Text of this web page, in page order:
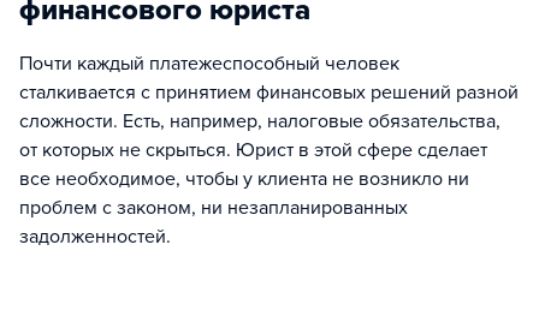
финансового юриста
Почти каждый платежеспособный человек
сталкивается с принятием финансовых решений разной
сложности. Есть, например, налоговые обязательства,
от которых не скрыться. Юрист в этой сфере сделает
все необходимое, чтобы у клиента не возникло ни
проблем с законом, ни незапланированных
задолженностей.